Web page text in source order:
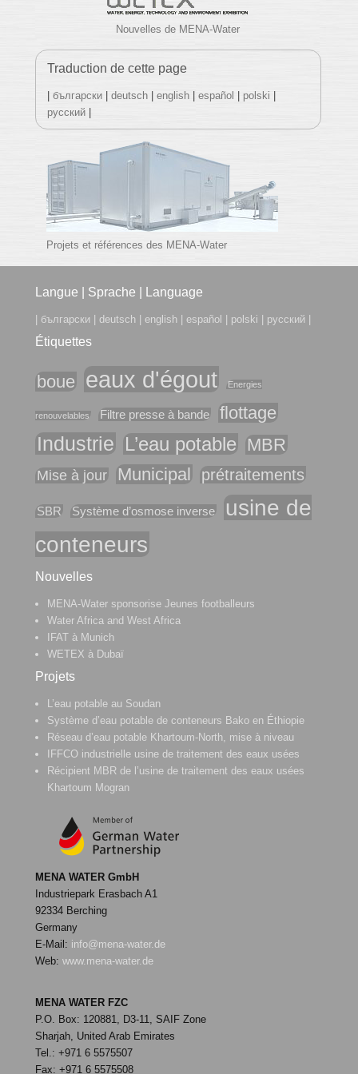
Nouvelles de MENA-Water
Traduction de cette page
|български |deutsch |english |español polski
русский
Projets et références des MENA-Water
Langue | Sprache | Language
български deutsch english español polski русский
Étiquettes
boue eaux d'égout Energies
renouvelables Filtre presse à bande flottage
Industrie L’eau potable MBR
Mise à jour Municipal prétraitements
SBR Système d’osmose inverse
usine de
conteneurs
Nouvelles
MENA-Water sponsorise Jeunes footballeurs
Water Africa and West Africa
IFAT à Munich
WETEX à Dubaï
Projets
L’eau potable au Soudan
Système d’eau potable de conteneurs Bako en Éthiopie
Réseau d’eau potable Khartoum-North, mise à niveau
IFFCO industrielle usine de traitement des eaux usées
Récipient MBR de l’usine de traitement des eaux usées
Khartoum Mogran
MENA WATER GmbH
Industriepark Erasbach A1
92334 Berching
Germany
E-Mail: info@mena-water.de
Web: www.mena-water.de
MENA WATER FZC
P.O. Box: 120881, D3-11, SAIF Zone
Sharjah, United Arab Emirates
Tel.: +971 6 5575507
Fax: +971 6 5575508